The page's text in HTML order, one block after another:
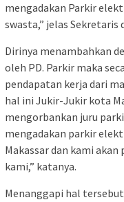
mengadakan Parkir
swasta,” jelas Sekretaris
Dirinya menambahkan
oleh PD. Parkir maka
pendapatan kerja dari
hal ini Jukir-Jukir kota
mengorbankan juru
mengadakan parkir
Makassar dan kami
kami,” katanya.
Menanggapi hal